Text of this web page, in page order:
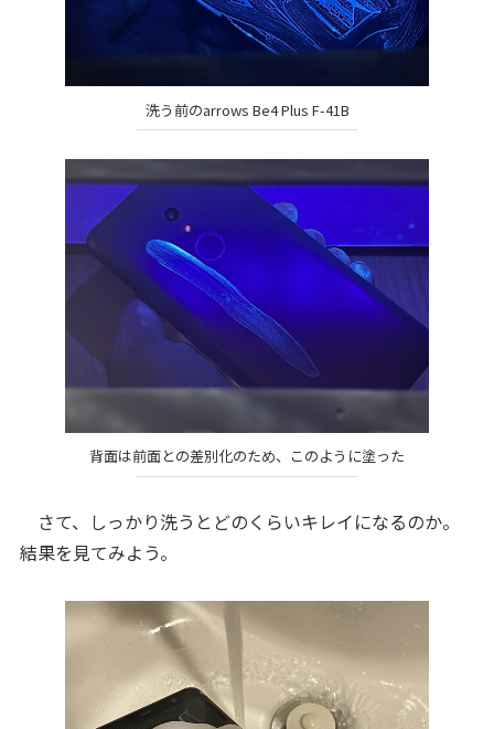
洗う前のarrows Be4 Plus F-41B
背面は前面との差別化のため、このように塗った
さて、しっかり洗うとどのくらいキレイになるのか。
結果を見てみよう。